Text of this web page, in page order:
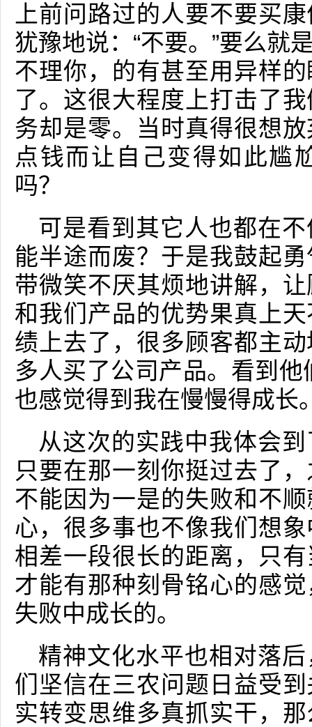
上前问路过的人要不要买
犹豫地说：“不要。”要么就
不理你，的有甚至用异样
了。这很大程度上打击了
务却是零。当时真得很想
点钱而让自己变得如此尴
吗？
可是看到其它人也都在
能半途而废？于是我鼓起
带微笑不厌其烦地讲解，
和我们产品的优势果真上
绩上去了，很多顾客都主
多人买了公司产品。看到
也感觉得到我在慢慢得成长
从这次的实践中我体会
只要在那一刻你挺过去了
不能因为一是的失败和不
心，很多事也不像我们想
相差一段很长的距离，只
才能有那种刻骨铭心的感
失败中成长的。
精神文化水平也相对落
们坚信在三农问题日益受
实转变思维多真抓实干，